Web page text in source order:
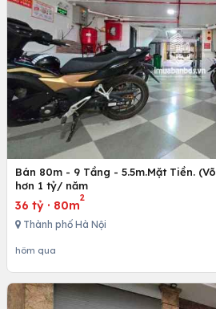
Bán 80m - 9 Tầng - 5.5m.Mặt Tiền.
hơn 1 tỷ/ năm
36 tỷ · 80m
2
Thành phố Hà Nội
hôm qua